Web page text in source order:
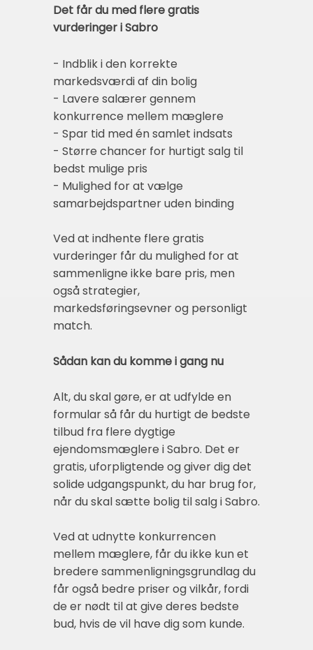
Det får du med flere gratis
vurderinger i Sabro
- Indblik i den korrekte
markedsværdi af din bolig
- Lavere salærer gennem
konkurrence mellem mæglere
- Spar tid med én samlet indsats
- Større chancer for hurtigt salg til
bedst mulige pris
- Mulighed for at vælge
samarbejdspartner uden binding
Ved at indhente flere gratis
vurderinger får du mulighed for at
sammenligne ikke bare pris, men
også strategier,
markedsføringsevner og personligt
match.
Sådan kan du komme i gang nu
Alt, du skal gøre, er at udfylde en
formular så får du hurtigt de bedste
tilbud fra flere dygtige
ejendomsmæglere i Sabro. Det er
gratis, uforpligtende og giver dig det
solide udgangspunkt, du har brug for,
når du skal sætte bolig til salg i Sabro.
Ved at udnytte konkurrencen
mellem mæglere, får du ikke kun et
bredere sammenligningsgrundlag du
får også bedre priser og vilkår, fordi
de er nødt til at give deres bedste
bud, hvis de vil have dig som kunde.